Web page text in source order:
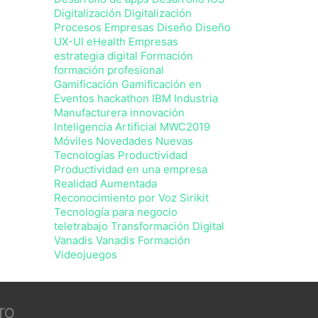
Digitalización Digitalización
Procesos Empresas Diseño Diseño
UX-UI eHealth Empresas
estrategia digital Formación
formación profesional
Gamificación Gamificación en
Eventos hackathon IBM Industria
Manufacturera innovación
Inteligencia Artificial MWC2019
Móviles Novedades Nuevas
Tecnologías Productividad
Productividad en una empresa
Realidad Aumentada
Reconocimiento por Voz Sirikit
Tecnología para negocio
teletrabajo Transformación Digital
Vanadis Vanadis Formación
Videojuegos